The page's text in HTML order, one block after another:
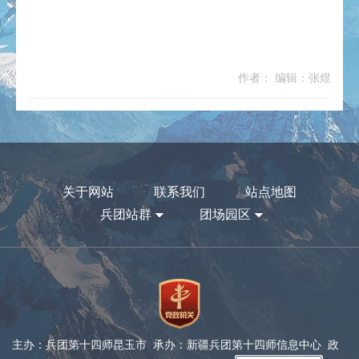
作者： 编辑：张煜
关于网站 联系我们
站点地图
兵团站群
团场园区
主办：兵团第十四师昆玉市 承办：新疆兵团第十四师信息中心 政